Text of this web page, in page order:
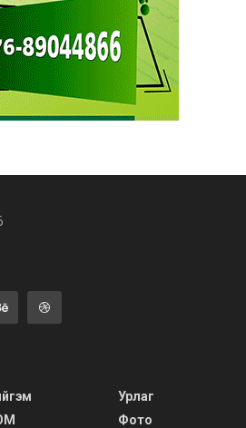
Урлаг
Фото